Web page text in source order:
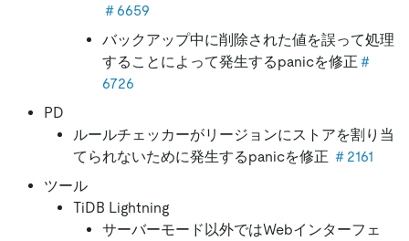
＃6659
バックアップ中に削除された値を誤って処理
することによって発生するpanicを修正 ＃
6726
PD
ルールチェッカーがリージョンにストアを割り当
てられないために発生するpanicを修正 ＃2161
ツール
TiDB Lightning
サーバーモード以外ではWebインターフェ